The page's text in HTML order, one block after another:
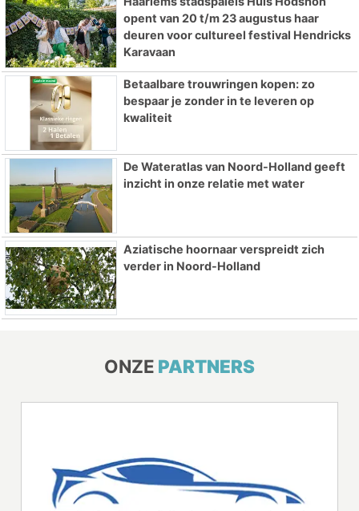
opent van 20 t/m 23 augustus haar
deuren voor cultureel festival Hendricks
Karavaan
Betaalbare trouwringen kopen: zo
bespaar je zonder in te leveren op
kwaliteit
De Wateratlas van Noord-Holland geeft
inzicht in onze relatie met water
Aziatische hoornaar verspreidt zich
verder in Noord-Holland
ONZE PARTNERS